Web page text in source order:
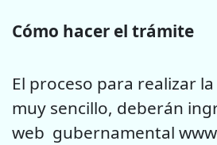
Cómo hacer el trámite
El proceso para realizar
muy sencillo, deberán
web gubernamental